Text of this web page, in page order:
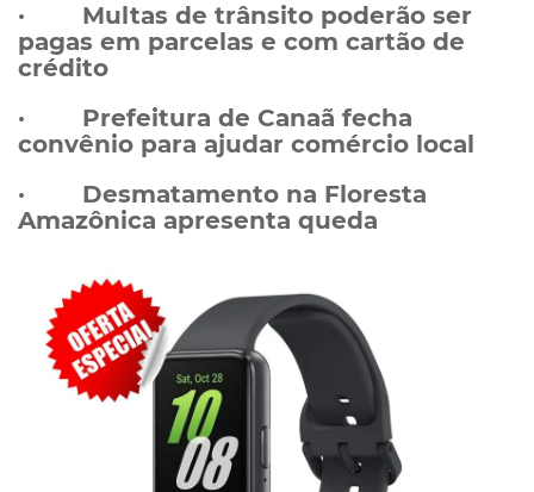
· Multas de trânsito poderão ser
pagas em parcelas e com cartão de
crédito
· Prefeitura de Canaã fecha
convênio para ajudar comércio local
· Desmatamento na Floresta
Amazônica apresenta queda